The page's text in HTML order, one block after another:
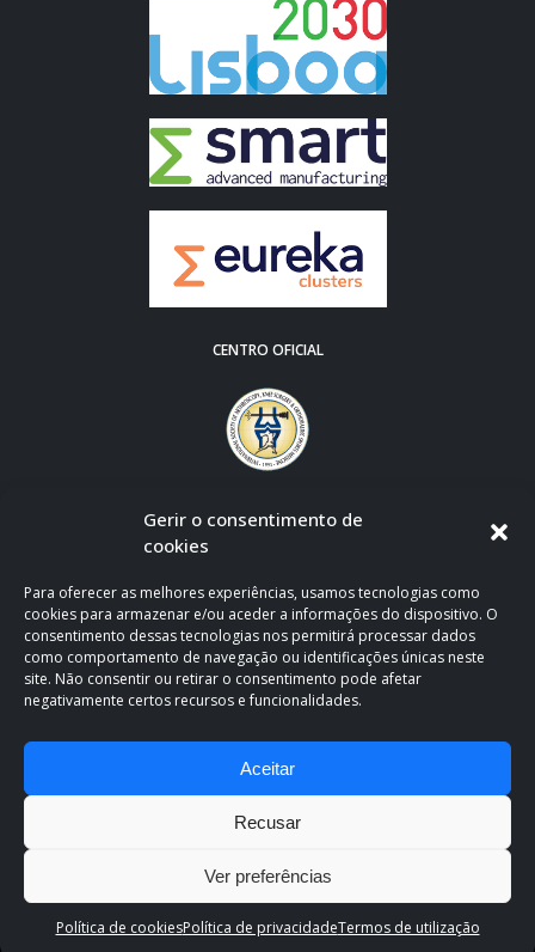
Gerir o consentimento de
cookies
Para oferecer as melhores experiências, usamos tecnologias como
cookies para armazenar e/ou aceder a informações do dispositivo. O
consentimento dessas tecnologias nos permitirá processar dados
como comportamento de navegação ou identificações únicas neste
site. Não consentir ou retirar o consentimento pode afetar
negativamente certos recursos e funcionalidades.
Aceitar
Recusar
Ver preferências
Política de cookiesPolítica de privacidadeTermos de utilização
CENTRO OFICIAL
Privacidade e Cookies.Termos de utilização